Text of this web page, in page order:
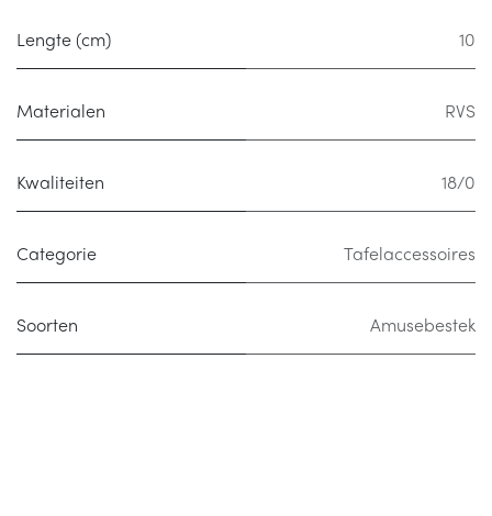
Lengte (cm) 10
Materialen RVS
Kwaliteiten 18/0
Categorie Tafelaccessoires
Soorten Amusebestek